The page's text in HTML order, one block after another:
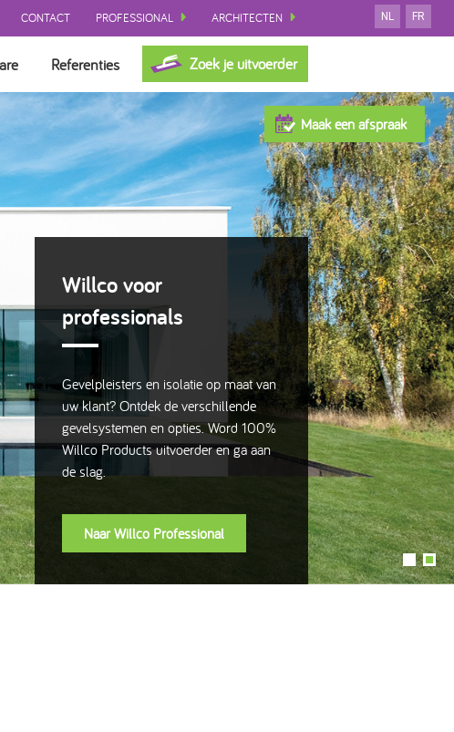
CONTACT PROFESSIONAL ARCHITECTEN NL FR
Referenties Zoek je uitvoerder
Maak een afspraak
Willco voor
professionals
Gevelpleisters en isolatie op maat van
uw klant? Ontdek de verschillende
gevelsystemen en opties. Word 100%
Willco Products uitvoerder en ga aan
de slag.
Naar Willco Professional